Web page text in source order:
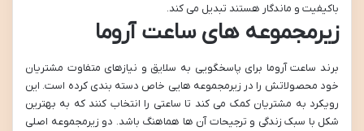
باکیفیت و ماندگار هستند تبدیل می کند.
زیرمجموعه های ساعت آروما
برند ساعت آروما برای پاسخگویی به سلایق و نیازهای متفاوت مشتریان
خود محصولاتش را در زیرمجموعه هایی خاص دسته بندی کرده است. این
رویکرد به مشتریان کمک می کند تا ساعتی را انتخاب کنند که به بهترین
شکل با سبک زندگی و ترجیحات آن ها هماهنگ باشد. دو زیرمجموعه اصلی